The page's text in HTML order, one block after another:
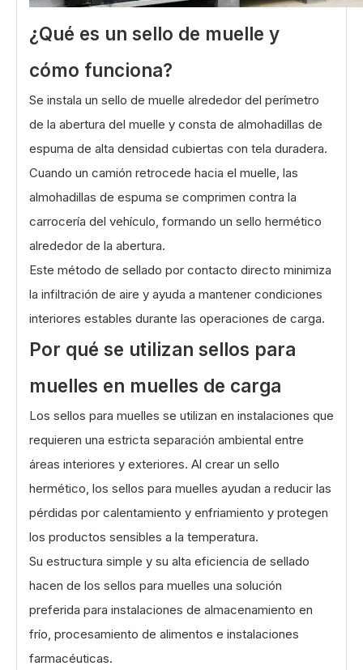
¿Qué es un sello de muelle y
cómo funciona?
Se instala un sello de muelle alrededor del perímetro
de la abertura del muelle y consta de almohadillas de
espuma de alta densidad cubiertas con tela duradera.
Cuando un camión retrocede hacia el muelle, las
almohadillas de espuma se comprimen contra la
carrocería del vehículo, formando un sello hermético
alrededor de la abertura.
Este método de sellado por contacto directo minimiza
la infiltración de aire y ayuda a mantener condiciones
interiores estables durante las operaciones de carga.
Por qué se utilizan sellos para
muelles en muelles de carga
Los sellos para muelles se utilizan en instalaciones que
requieren una estricta separación ambiental entre
áreas interiores y exteriores. Al crear un sello
hermético, los sellos para muelles ayudan a reducir las
pérdidas por calentamiento y enfriamiento y protegen
los productos sensibles a la temperatura.
Su estructura simple y su alta eficiencia de sellado
hacen de los sellos para muelles una solución
preferida para instalaciones de almacenamiento en
frío, procesamiento de alimentos e instalaciones
farmacéuticas.